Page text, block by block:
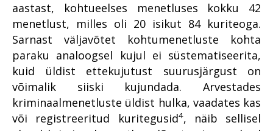
Rahvusvaheline koostöö
küberkuritegude uurimisel
küberkuritegevuse
tõkestamise väljakutsetest
tõendite kogumisel
Raske
korruptsioonikuritegevus
Põhja ringkonnaprokuratuur
2020. aastal
Viru ringkonnaprokuratuur
aastal 2020
Lääne ringkonnaprokuratuur
2020. aastal
Lõuna ringkonnaprokuratuur
2020. aastal
Pärnus
ERA panga pankrot
Jehoova tunnistajast ema
keelas vastsündinu
päästmise vereülekandega
Mäo tulistamine
Pommiplahvatus
Vabaduse väljakul
Lääne ringkonnaprokuratuur
aastal 2019
2019
Avalike suhete osakond
aastal 2019
Järelevalveosakond aastal
2019
süüdistusosakonnas
2018 riigiprokuratuuri
järelevalveosakonnas
Prokuratuuri aasta numbrites
Millised on kõige mõjukamad
lood?
Rahvusvaheline koostöö
Peitkuritegevus turvalises
Pärnus on prokuratuurile
väljakutse
Juhuslik vihje viis südametu
kotijooksja tabamiseni
Aasta prokurör ja aasta
ametnik
Prokuratuuri personalitöö
aastast, kohtueelses menetluses kokku 42
menetlust, milles oli 20 isikut 84 kuriteoga.
Sarnast väljavõtet kohtumenetluste kohta
paraku analoogsel kujul ei süstematiseerita,
kuid üldist ettekujutust suurusjärgust on
võimalik siiski kujundada. Arvestades
kriminaalmenetluste üldist hulka, vaadates kas
või registreeritud kuritegusid4, näib sellisel